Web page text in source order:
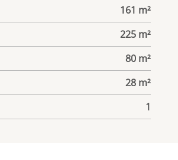
161 m²
225 m²
80 m²
28 m²
1